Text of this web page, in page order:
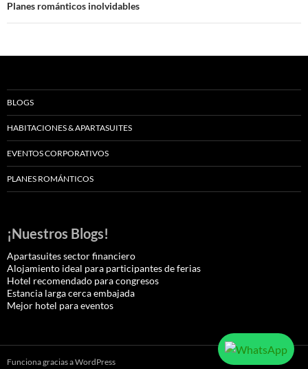
Planes románticos inolvidables
BLOGS
HABITACIONES & APARTASUITES
EVENTOS CORPORATIVOS
PLANES ROMÁNTICOS
¡Nuestros Blogs!
Apartasuites sector financiero
Alojamiento ideal para participantes de ferias
Hotel recomendado para congresos
Estancia larga cerca embajada
Mejor hotel para eventos
Funciona gracias a WordPress